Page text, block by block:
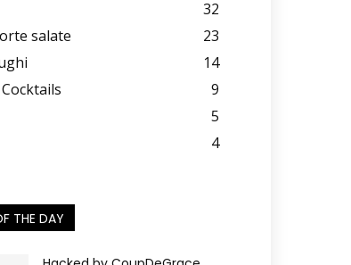
32
salate
23
14
9
5
4
THE DAY